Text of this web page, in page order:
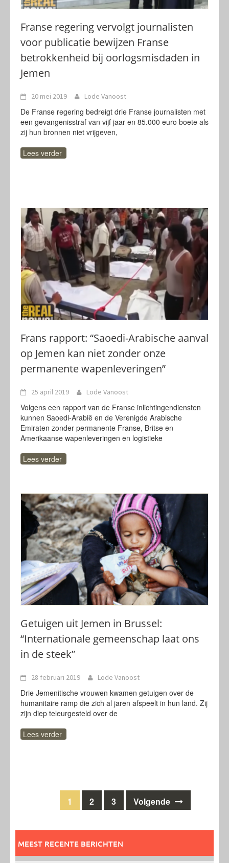
Franse regering vervolgt journalisten
voor publicatie bewijzen Franse
betrokkenheid bij oorlogsmisdaden in
Jemen
20 mei 2019 Lode Vanoost
De Franse regering bedreigt drie Franse journalisten met
een gevangenisstraf van vijf jaar en 85.000 euro boete als
zij hun bronnen niet vrijgeven,
Lees verder
Frans rapport: “Saoedi-Arabische aanval
op Jemen kan niet zonder onze
permanente wapenleveringen”
25 april 2019 Lode Vanoost
Volgens een rapport van de Franse inlichtingendiensten
kunnen Saoedi-Arabië en de Verenigde Arabische
Emiraten zonder permanente Franse, Britse en
Amerikaanse wapenleveringen en logistieke
Lees verder
Getuigen uit Jemen in Brussel:
“Internationale gemeenschap laat ons
in de steek”
28 februari 2019 Lode Vanoost
Drie Jemenitische vrouwen kwamen getuigen over de
humanitaire ramp die zich al jaren afspeelt in hun land. Zij
zijn diep teleurgesteld over de
Lees verder
Berichten
1 2 3 Volgende
MEEST RECENTE BERICHTEN